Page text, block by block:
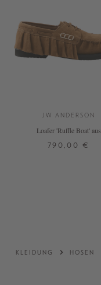
JW ANDERSON
Loafer 'Ruffle Boat' aus
790,00 €
KLEIDUNG HOSEN